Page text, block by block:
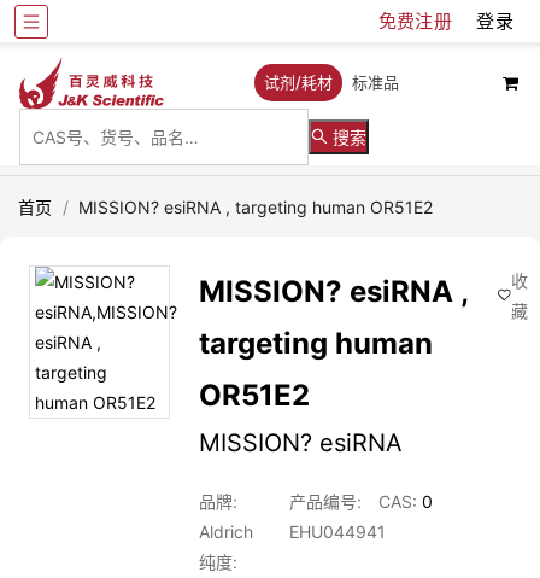
免费注册 登录
试剂/耗材 标准品
搜索
首页 / MISSION? esiRNA , targeting human OR51E2
MISSION? esiRNA ,
targeting human
OR51E2
MISSION? esiRNA
品牌:
Aldrich
产品编号:
EHU044941
CAS: 0
纯度:
收
藏